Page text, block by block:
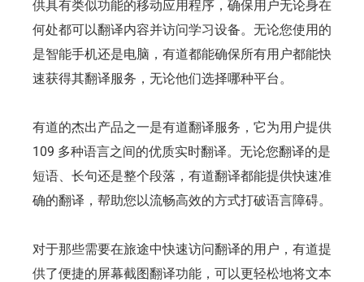
供具有类似功能的移动应用程序，确保用户无论身在
何处都可以翻译内容并访问学习设备。无论您使用的
是智能手机还是电脑，有道都能确保所有用户都能快
速获得其翻译服务，无论他们选择哪种平台。
有道的杰出产品之一是有道翻译服务，它为用户提供
109 多种语言之间的优质实时翻译。无论您翻译的是
短语、长句还是整个段落，有道翻译都能提供快速准
确的翻译，帮助您以流畅高效的方式打破语言障碍。
对于那些需要在旅途中快速访问翻译的用户，有道提
供了便捷的屏幕截图翻译功能，可以更轻松地将文本